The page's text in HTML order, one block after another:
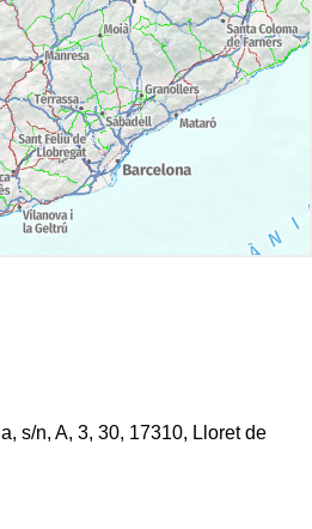
s/n, A, 3, 30, 17310, Lloret de